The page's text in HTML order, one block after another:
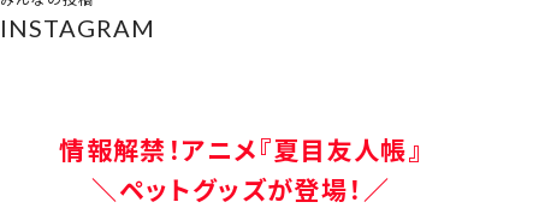
INSTAGRAM
情報解禁！アニメ『夏目友人帳』
＼ペットグッズが登場！／